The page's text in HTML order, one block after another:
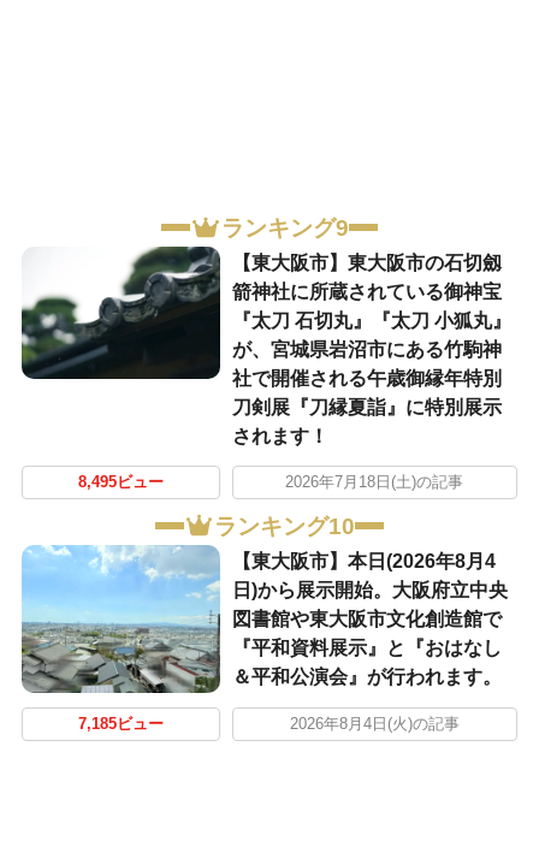
ランキング9
【東大阪市】東大阪市の石切劔
箭神社に所蔵されている御神宝
『太刀 石切丸』『太刀 小狐丸』
が、宮城県岩沼市にある竹駒神
社で開催される午歳御縁年特別
刀剣展『刀縁夏詣』に特別展示
されます！
8,495ビュー 2026年7月18日(土)の記事
ランキング10
【東大阪市】本日(2026年8月4
日)から展示開始。大阪府立中央
図書館や東大阪市文化創造館で
『平和資料展示』と『おはなし
＆平和公演会』が行われます。
7,185ビュー 2026年8月4日(火)の記事